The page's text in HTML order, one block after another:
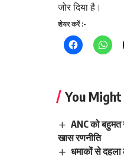
जोर दिया है।
शेयर करें :-
You
ANC को बहुमत
खास रणनीति
धमाकों से